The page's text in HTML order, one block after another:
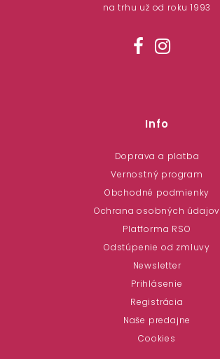
na trhu už od roku 1993
Info
Doprava a platba
Vernostný program
Obchodné podmienky
Ochrana osobných údajov
Platforma RSO
Odstúpenie od zmluvy
Newsletter
Prihlásenie
Registrácia
Naše predajne
Cookies